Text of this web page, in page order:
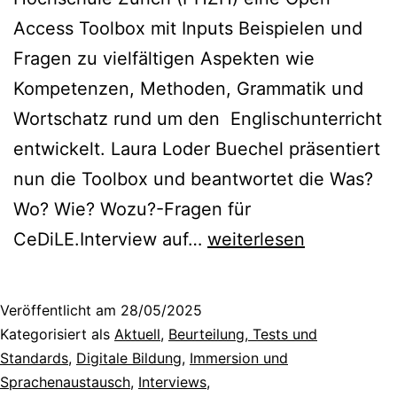
Access Toolbox mit Inputs Beispielen und
Fragen zu vielfältigen Aspekten wie
Kompetenzen, Methoden, Grammatik und
Wortschatz rund um den Englischunterricht
entwickelt. Laura Loder Buechel präsentiert
nun die Toolbox und beantwortet die Was?
Wo? Wie? Wozu?-Fragen für
CeDiLE.Interview auf… Teaching
What?
Where?
How?
weiterlesen
Veröffentlicht am 28/05/2025
Kategorisiert als Aktuell, Beurteilung, Tests und
Standards, Digitale Bildung, Immersion und
Sprachenaustausch, Interviews,